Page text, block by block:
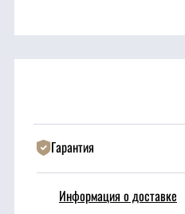
Прочие
Гарантия
Информация о доставке